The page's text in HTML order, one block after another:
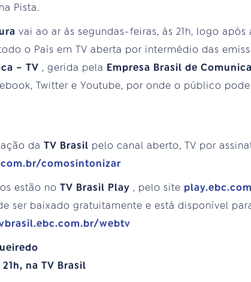
Pista.
vai ao ar às segundas-feiras, às 21h, logo após
o País em TV aberta por intermédio das
– TV , gerida pela Empresa Brasil de
Twitter e Youtube, por onde o público
da TV Brasil pelo canal aberto, TV por
comosintonizar
estão no TV Brasil Play , pelo site
ser baixado gratuitamente e está disponível
webtv
na TV Brasil